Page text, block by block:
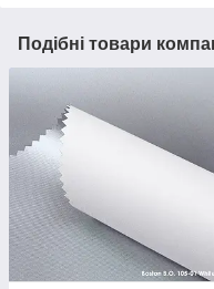
Подібні товари